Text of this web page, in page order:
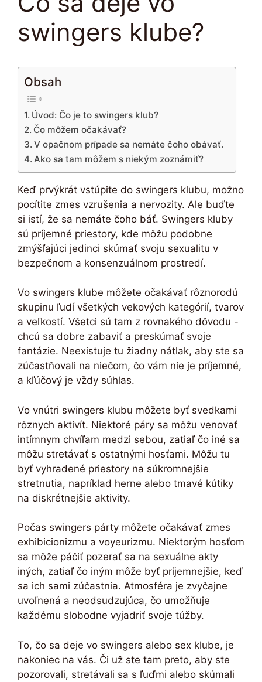
swingers klube?
Obsah
Úvod: Čo je to swingers klub?
Čo môžem očakávať?
V opačnom prípade sa nemáte čoho obávať.
Ako sa tam môžem s niekým zoznámiť?
Keď prvýkrát vstúpite do swingers klubu, možno
pocítite zmes vzrušenia a nervozity. Ale buďte
si istí, že sa nemáte čoho báť. Swingers kluby
sú príjemné priestory, kde môžu podobne
zmýšľajúci jedinci skúmať svoju sexualitu v
bezpečnom a konsenzuálnom prostredí.
Vo swingers klube môžete očakávať rôznorodú
skupinu ľudí všetkých vekových kategórií, tvarov
a veľkostí. Všetci sú tam z rovnakého dôvodu -
chcú sa dobre zabaviť a preskúmať svoje
fantázie. Neexistuje tu žiadny nátlak, aby ste sa
zúčastňovali na niečom, čo vám nie je príjemné,
a kľúčový je vždy súhlas.
Vo vnútri swingers klubu môžete byť svedkami
rôznych aktivít. Niektoré páry sa môžu venovať
intímnym chvíľam medzi sebou, zatiaľ čo iné sa
môžu stretávať s ostatnými hosťami. Môžu tu
byť vyhradené priestory na súkromnejšie
stretnutia, napríklad herne alebo tmavé kútiky
na diskrétnejšie aktivity.
Počas swingers párty môžete očakávať zmes
exhibicionizmu a voyeurizmu. Niektorým hosťom
sa môže páčiť pozerať sa na sexuálne akty
iných, zatiaľ čo iným môže byť príjemnejšie, keď
sa ich sami zúčastnia. Atmosféra je zvyčajne
uvoľnená a neodsudzujúca, čo umožňuje
každému slobodne vyjadriť svoje túžby.
To, čo sa deje vo swingers alebo sex klube, je
nakoniec na vás. Či už ste tam preto, aby ste
pozorovali, stretávali sa s ľuďmi alebo skúmali